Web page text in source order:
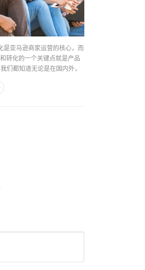
是亚马逊商家运营的核心，而
转化的一个关键点就是产品
们都知道无论是在国内外，